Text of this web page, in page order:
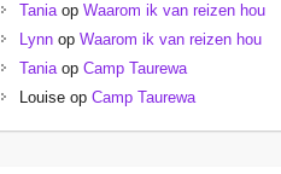
TaniaopWaarom ik van reizen hou
Lynn opWaarom ik van reizen hou
TaniaopCamp Taurewa
Louise opCamp Taurewa